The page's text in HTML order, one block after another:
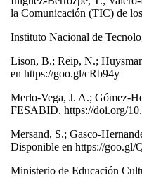
la Comunicación (TIC) de
Instituto Nacional de
Lison, B.; Reip, N.;
en https://goo.gl/cRb94y
Merlo-Vega, J. A.; Gómez-
FESABID. https://doi.org/
Mersand, S.; Gasco-
Disponible en https://goo.gl/
Ministerio de Educación